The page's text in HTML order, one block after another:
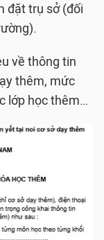
đặt trụ sở (đối
về thông tin
thêm, mức
lớp học thêm…